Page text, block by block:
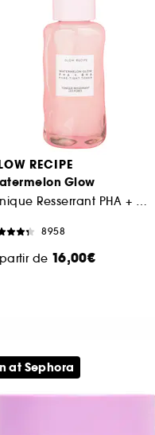
RECIPE
Glow
Tonique Resserrant PHA + BHA Éclat Pastèque Mini
8958
de 16,00€
at Sephora